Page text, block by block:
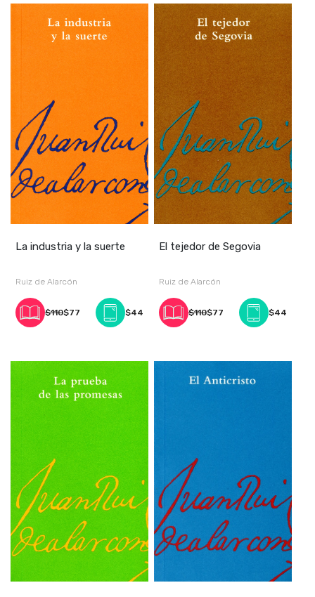
La industria y la suerte
Ruiz de Alarcón
$110$77 $44
El tejedor de Segovia
Ruiz de Alarcón
$110$77 $44